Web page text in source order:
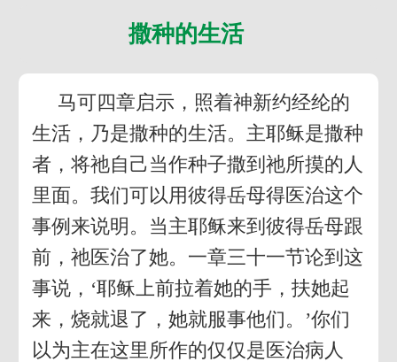
撒种的生活
马可四章启示，照着神新约经纶的
生活，乃是撒种的生活。主耶稣是撒种
者，将祂自己当作种子撒到祂所摸的人
里面。我们可以用彼得岳母得医治这个
事例来说明。当主耶稣来到彼得岳母跟
前，祂医治了她。一章三十一节论到这
事说，‘耶稣上前拉着她的手，扶她起
来，烧就退了，她就服事他们。’你们
以为主在这里所作的仅仅是医治病人